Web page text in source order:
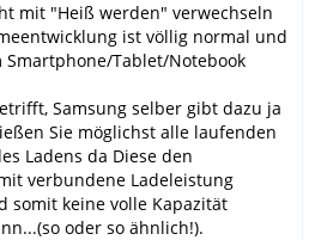
mit "Heiß werden" verwechseln
ist völlig normal und
Tablet/Notebook
Samsung selber gibt dazu ja
Sie möglichst alle laufenden
Ladens da Diese den
verbundene Ladeleistung
somit keine volle Kapazität
oder so ähnlich!).